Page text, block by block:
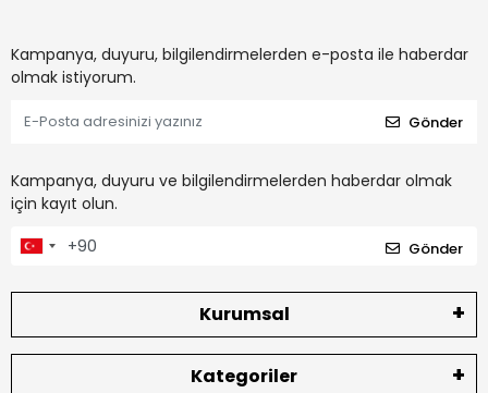
Kampanya, duyuru, bilgilendirmelerden e-posta ile haberdar
olmak istiyorum.
Gönder
Kampanya, duyuru ve bilgilendirmelerden haberdar olmak
için kayıt olun.
Gönder
Kurumsal
Kategoriler